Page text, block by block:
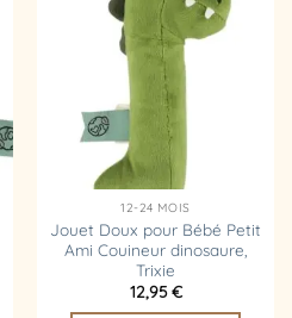
Ajouter
à la
12-24 MOIS
Jouet Doux pour Bébé Petit
Ami Couineur dinosaure,
Trixie
12,95€